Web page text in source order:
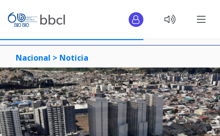
Nacional > Noticia